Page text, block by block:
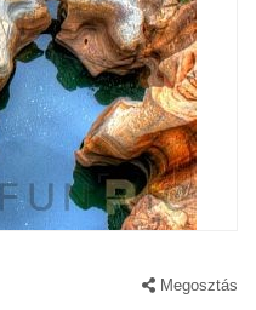
Megosztás